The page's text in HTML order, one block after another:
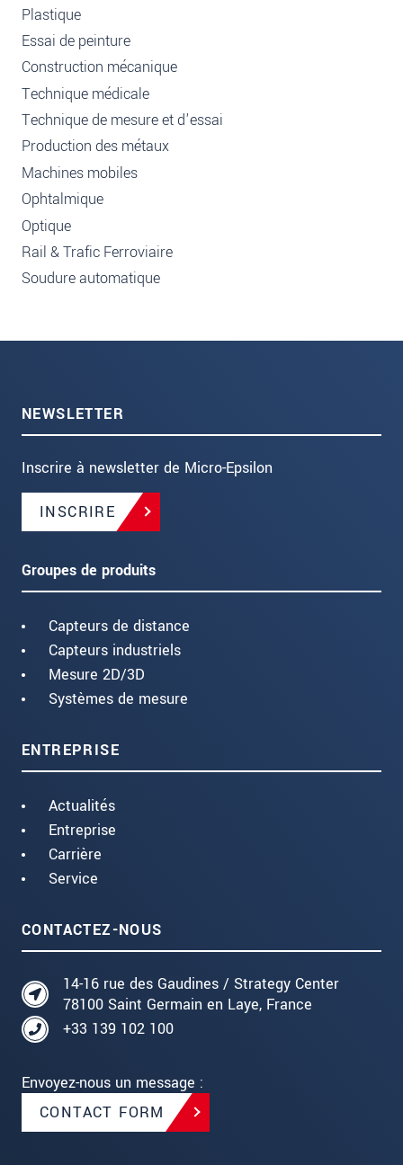
Plastique
Essai de peinture
Construction mécanique
Technique médicale
Technique de mesure et d'essai
Production des métaux
Machines mobiles
Ophtalmique
Optique
Rail & Trafic Ferroviaire
Soudure automatique
NEWSLETTER
Inscrire à newsletter de Micro-Epsilon
INSCRIRE
Groupes de produits
Capteurs de distance
Capteurs industriels
Mesure 2D/3D
Systèmes de mesure
ENTREPRISE
Actualités
Entreprise
Carrière
Service
CONTACTEZ-NOUS
14-16 rue des Gaudines / Strategy Center
78100 Saint Germain en Laye, France
+33 139 102 100
Envoyez-nous un message :
CONTACT FORM